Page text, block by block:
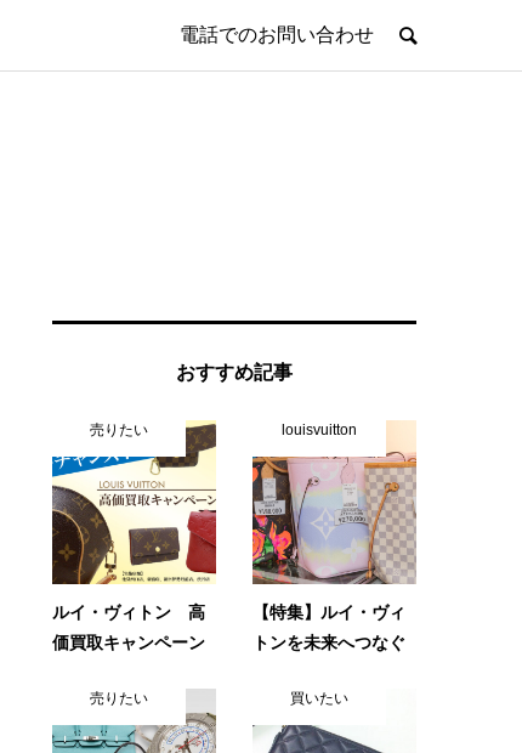
電話でのお問い合わせ
おすすめ記事
売りたい
ルイ・ヴィトン 高
価買取キャンペーン
louisvuitton
【特集】ルイ・ヴィ
トンを未来へつなぐ
売りたい 買いたい